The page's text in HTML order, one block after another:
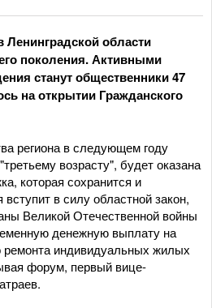
области
поколения. Активными
станут общественники 47
на открытии Гражданского
региона в следующем году
возрасту", будет оказана
которая сохранится и
в силу областной закон,
Великой Отечественной войны
денежную выплату на
ремонта индивидуальных жилых
форум, первый вице-